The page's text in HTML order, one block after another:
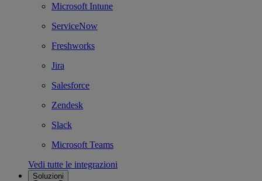
Microsoft Intune
ServiceNow
Freshworks
Jira
Salesforce
Zendesk
Slack
Microsoft Teams
Vedi tutte le integrazioni
Soluzioni